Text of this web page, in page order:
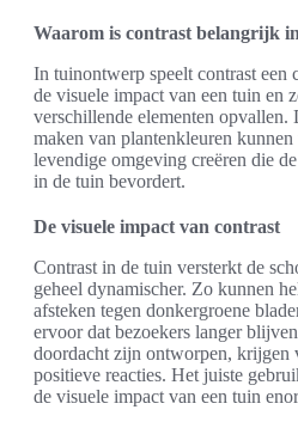
Waarom is contrast belangrijk
In tuinontwerp speelt contrast een
de visuele impact van een tuin en
verschillende elementen
maken van plantenkleuren kunnen
levendige omgeving creëren die
in de tuin bevordert.
De visuele impact van contrast
Contrast in de tuin versterkt de
geheel dynamischer. Zo kunnen
afsteken tegen donkergroene
ervoor dat bezoekers langer
doordacht zijn ontworpen, krijgen
positieve reacties. Het juiste
de visuele impact van een tuin